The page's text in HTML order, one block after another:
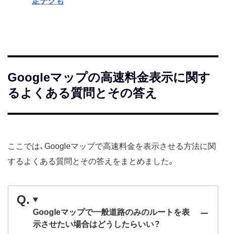
Googleマップの高速料金表示に関す
るよくある質問とその答え
ここでは、Googleマップで高速料金を表示させる方法に関
するよくある質問とその答えをまとめました。
Googleマップで一般道路のみのルートを表
示させたい場合はどうしたらいい？